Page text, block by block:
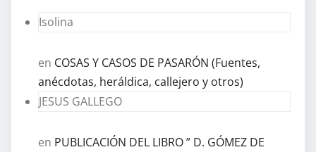
Isolina
en COSAS Y CASOS DE PASARÓN (Fuentes,
anécdotas, heráldica, callejero y otros)
JESUS GALLEGO
en PUBLICACIÓN DEL LIBRO ” D. GÓMEZ DE